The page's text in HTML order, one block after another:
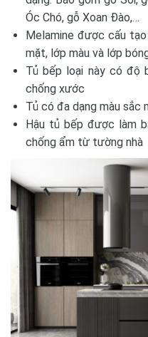
Óc Chó, gỗ Xoan Đào,…
Melamine được cấu
mặt, lớp màu và lớp
Tủ bếp loại này có độ
chống xước
Tủ có đa dạng màu sắc
Hậu tủ bếp được làm
chống ẩm từ tường nhà